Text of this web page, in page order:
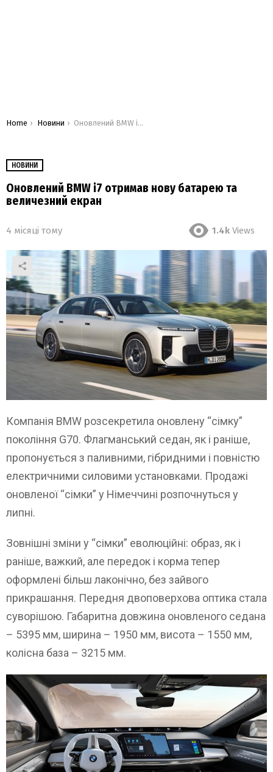
You are here:
Home Новини Оновлений BMW i7 отримав нову батарею та величезний екран
НОВИНИ
Оновлений BMW i7 отримав нову батарею та
величезний екран
4 місяці тому 1.4k Views
Компанія BMW розсекретила оновлену “сімку”
покоління G70. Флагманський седан, як і раніше,
пропонується з паливними, гібридними і повністю
електричними силовими установками. Продажі
оновленої “сімки” у Німеччині розпочнуться у
липні.
Зовнішні зміни у “сімки” еволюційні: образ, як і
раніше, важкий, але передок і корма тепер
оформлені більш лаконічно, без зайвого
прикрашання. Передня двоповерхова оптика стала
суворішою. Габаритна довжина оновленого седана
– 5395 мм, ширина – 1950 мм, висота – 1550 мм,
колісна база – 3215 мм.